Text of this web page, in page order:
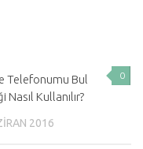
0
Telefonumu Bul
Nasıl Kullanılır?
2016